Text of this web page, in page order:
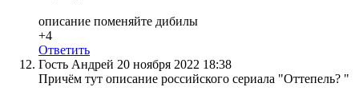
описание поменяйте дибилы
+4
Ответить
Гость Андрей 20 ноября 2022 18:38
Причём тут описание российского сериала "Оттепель? "